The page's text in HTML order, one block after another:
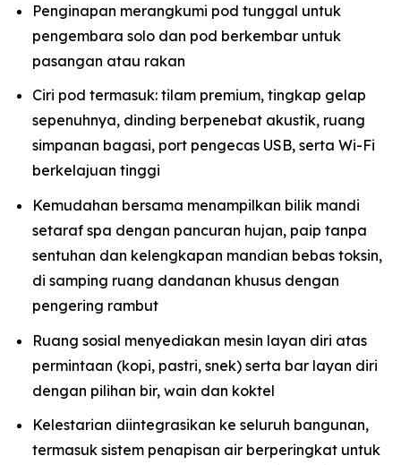
Penginapan merangkumi pod tunggal untuk
pengembara solo dan pod berkembar untuk
pasangan atau rakan
Ciri pod termasuk: tilam premium, tingkap gelap
sepenuhnya, dinding berpenebat akustik, ruang
simpanan bagasi, port pengecas USB, serta Wi-Fi
berkelajuan tinggi
Kemudahan bersama menampilkan bilik mandi
setaraf spa dengan pancuran hujan, paip tanpa
sentuhan dan kelengkapan mandian bebas toksin,
di samping ruang dandanan khusus dengan
pengering rambut
Ruang sosial menyediakan mesin layan diri atas
permintaan (kopi, pastri, snek) serta bar layan diri
dengan pilihan bir, wain dan koktel
Kelestarian diintegrasikan ke seluruh bangunan,
termasuk sistem penapisan air berperingkat untuk